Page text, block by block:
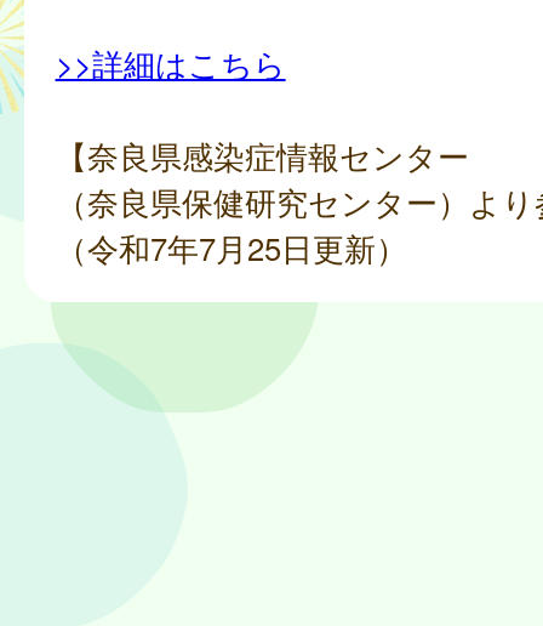
>>詳細はこちら
【奈良県感染症情報センター
（奈良県保健研究センター）よ
（令和7年7月25日更新）